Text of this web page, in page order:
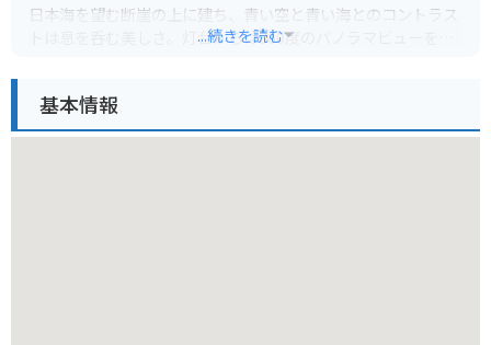
日本海を望む断崖の上に建ち、青い空と青い海とのコントラス
トは息を呑む美しさ。灯台からは360度のパノラマビューを楽
バイクで訪れる際は、潮風による塩害に注意が必要です。駐車
...続きを読む
基本情報